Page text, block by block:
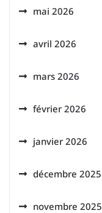
mai 2026
avril 2026
mars 2026
février 2026
janvier 2026
décembre 2025
novembre 2025